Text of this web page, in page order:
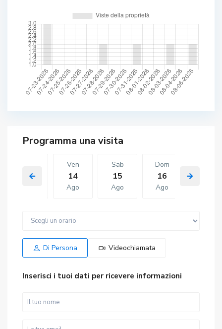
13
Ven
14
Ago
Sab
15
Ago
Dom
16
Ago
Sab Dom
Ago
Di Persona Videochiamata
Inserisci i tuoi dati per ricevere informazioni